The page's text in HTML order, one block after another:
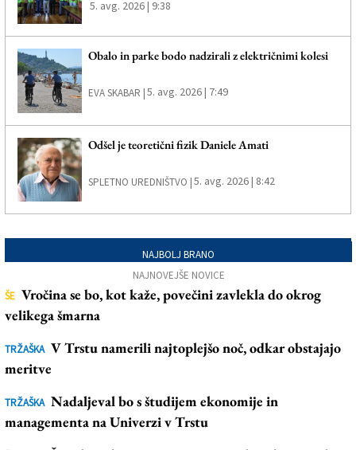
5. avg. 2026 | 9:38
Obalo in parke bodo nadzirali z električnimi kolesi
EVA SKABAR |5. avg. 2026 | 7:49
Odšel je teoretični fizik Daniele Amati
SPLETNO UREDNIŠTVO |5. avg. 2026 | 8:42
NAJBOLJ BRANO
NAJNOVEJŠE NOVICE
ŠE Vročina se bo, kot kaže, povečini zavlekla do okrog
velikega šmarna
TRŽAŠKA V Trstu namerili najtoplejšo noč, odkar obstajajo
meritve
TRŽAŠKA Nadaljeval bo s študijem ekonomije in
managementa na Univerzi v Trstu